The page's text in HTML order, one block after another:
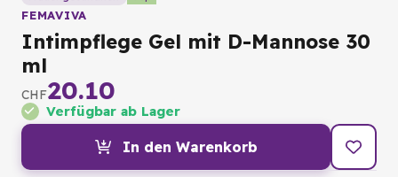
FEMAVIVA
Intimpflege Gel mit D-Mannose 30
ml
CHF20.10
Verfügbar ab Lager
In den Warenkorb